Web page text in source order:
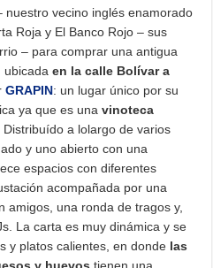
nuestro vecino inglés enamorado
Roja y El Banco Rojo – sus
– para comprar una antigua
ubicadaen la calle Bolívar a
GRAPIN: un lugar único por su
ya que es unavinoteca
Distribuído a lolargo de varios
y uno abierto con una
espacios con diferentes
acompañada por una
amigos, una ronda de tragos y,
La carta es muy dinámica y se
y platos calientes, en donde las
y huevos tienen una